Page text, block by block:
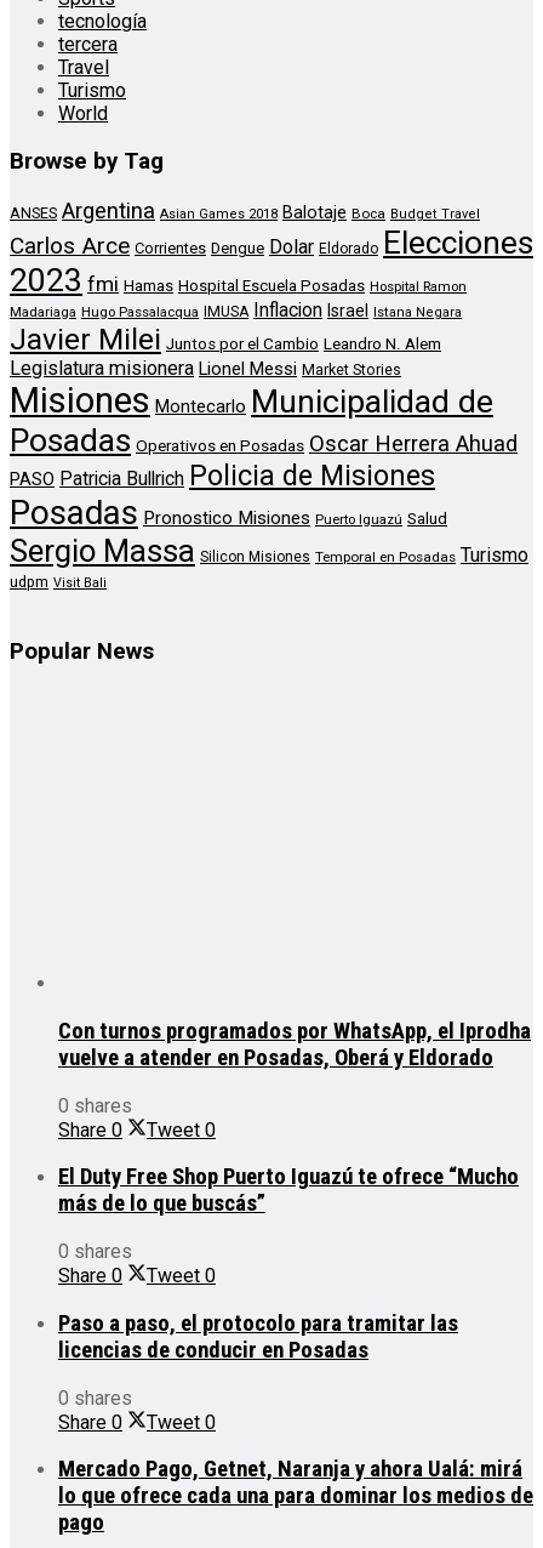
tecnología
tercera
Travel
Turismo
World
Browse by Tag
ANSES Argentina Asian Games 2018 Balotaje Boca Budget Travel
Carlos Arce Corrientes Dengue Dolar Eldorado Elecciones
2023 fmi Hamas Hospital Escuela Posadas Hospital Ramon
Madariaga Hugo Passalacqua IMUSA Inflacion Israel Istana Negara
Javier Milei Juntos por el Cambio Leandro N. Alem
Legislatura misionera Lionel Messi Market Stories
Misiones Montecarlo Municipalidad de
Posadas Operativos en Posadas Oscar Herrera Ahuad
PASO Patricia Bullrich Policia de Misiones
Posadas Pronostico Misiones Puerto Iguazú Salud
Sergio Massa Silicon Misiones Temporal en Posadas Turismo
udpm Visit Bali
Popular News
Con turnos programados por WhatsApp, el Iprodha
vuelve a atender en Posadas, Oberá y Eldorado
0 shares
Share 0 Tweet 0
El Duty Free Shop Puerto Iguazú te ofrece “Mucho
más de lo que buscás”
0 shares
Share 0 Tweet 0
Paso a paso, el protocolo para tramitar las
licencias de conducir en Posadas
0 shares
Share 0 Tweet 0
Mercado Pago, Getnet, Naranja y ahora Ualá: mirá
lo que ofrece cada una para dominar los medios de
pago